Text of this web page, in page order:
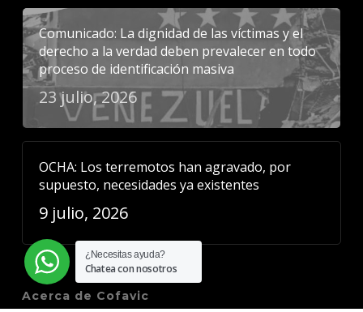
Comunicado: La dignidad de las víctimas y el
derecho a la verdad deben prevalecer en todo
proceso de identificación masiva
23 julio, 2026
OCHA: Los terremotos han agravado, por
supuesto, necesidades ya existentes
9 julio, 2026
Acerca de Cofavic
¿Necesitas ayuda?
Chatea con nosotros